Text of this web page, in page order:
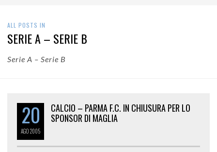
ALL POSTS IN
SERIE A – SERIE B
Serie A – Serie B
20
AGO2005
CALCIO – PARMA F.C. IN CHIUSURA PER LO
SPONSOR DI MAGLIA